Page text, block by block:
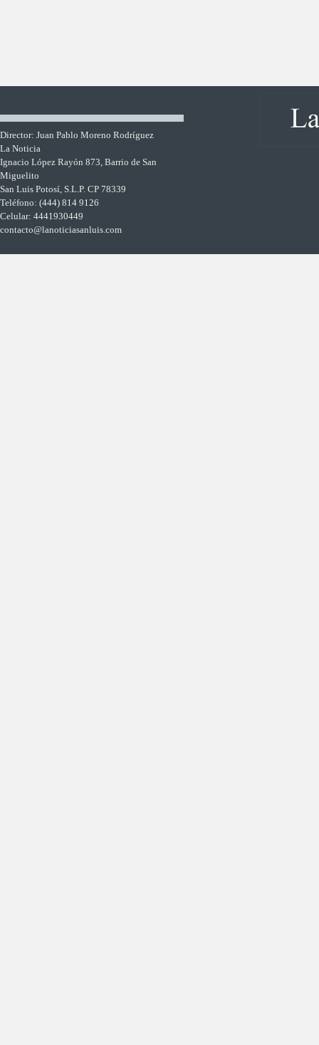
Director: Juan Pablo Moreno Rodríguez
La Noticia
Ignacio López Rayón 873, Barrio de San
Miguelito
San Luis Potosí, S.L.P. CP 78339
Teléfono: (444) 814 9126
Celular: 4441930449
contacto@lanoticiasanluis.com